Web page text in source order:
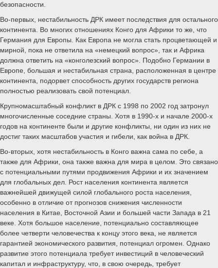
безопасности.
Во-первых, нестабильность ДРК имеет последствия для остального
континента. Во многих отношениях Конго для Африки то же, что
Германия для Европы. Как Европа не могла стать процветающей и
мирной, пока не ответила на «немецкий вопрос», так и Африка
должна ответить на «конголезский вопрос». Подобно Германии в
Европе, большая и нестабильная страна, расположенная в центре
континента, подорвет способность других государств региона
полностью реализовать свой потенциал.
Крупномасштабный конфликт в ДРК с 1998 по 2002 год затронул
многочисленные соседние страны. Хотя в 1990-х и начале 2000-х
годов на континенте были и другие конфликты, ни один из них не
достиг таких масштабов участия и гибели, как война в ДРК.
Во-вторых, хотя нестабильность в Конго важна сама по себе, а
также для Африки, она также важна для мира в целом. Это связано
с потенциальными путями продвижения Африки и их значением
для глобальных дел. Рост населения континента является
важнейшей движущей силой глобального роста населения,
особенно в отличие от прогнозов снижения численности
населения в Китае, Восточной Азии и большей части Запада в 21
веке. Хотя большое население, потенциально составляющее
более четверти человечества к концу этого века, не является
гарантией экономического развития, потенциал огромен. Однако
развитие этого потенциала требует инвестиций в человеческий
капитал и инфраструктуру, что, в свою очередь, требует